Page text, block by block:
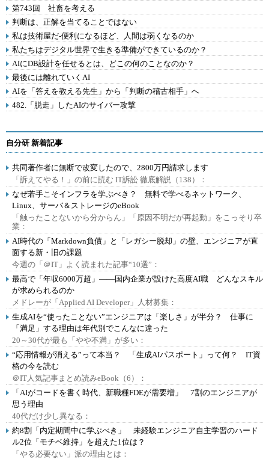
第743回 社畜を考える
判断は、正解を当てることではない
私は技術屋だ-便利になるほど、人間は弱くなるのか
私たちはデジタル世界で生きる準備ができているのか？
AIにDB設計を任せるとは、どこの何のことなのか？
最後には離れていくAI
AIを「答えを教える先生」から「判断の稽古相手」へ
482.「脱走」したAIのサイバー攻撃
自分研 新着記事
共同著作者に無断で改変したので、2800万円請求します
「訴えてやる！」の前に読む IT訴訟 徹底解説（138）：
なぜ若手こそインフラを学ぶべき？ 無料で学べるネットワーク、
Linux、サーバ＆ストレージのeBook
「触ったことないから分からん」「原因不明だが再起動」をこっそり卒
業：
AI時代の「Markdown負債」と「レガシー脱却」の壁、エンジニアが直
面する新・旧の課題
今週の「＠IT」よく読まれた記事“10選”：
最高で「年収6000万超」――国内企業が設けた高度AI職 どんなスキル
が求められるのか
メドレーが「Applied AI Developer」人材募集：
生成AIを“使ったことない”エンジニアは「楽しさ」が半分？ 仕事に
「満足」する理由は年代別でこんなに違った
20～30代が最も「やや不満」が多い：
“応用情報が消える”って本当？ 「生成AIパスポート」って何？ IT資
格の今を読む
＠IT人気記事まとめ読みeBook（6）：
「AIがコードを書く時代、新職種FDEが需要増」 7割のエンジニアが
思う理由
40代だけ少し異なる：
約8割「内定期間中に学ぶべき」 未経験エンジニア自主学習のハード
ル2位「モチベ維持」を超えた1位は？
「やる必要ない」派の理由とは：